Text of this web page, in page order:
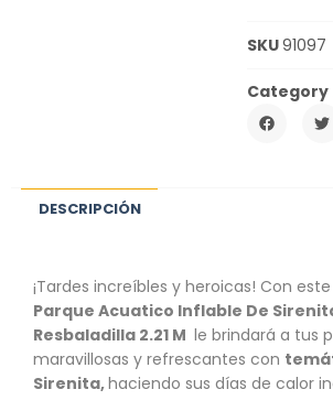
SKU91097
Category
DESCRIPCIÓN
¡Tardes increíbles y heroicas! Con
Parque Acuatico Inflable De
Resbaladilla 2.21 M le brindará a tus
maravillosas y refrescantes con
Sirenita,haciendo sus días de calor